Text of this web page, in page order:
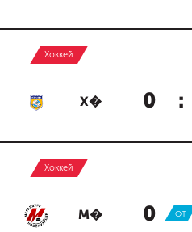
Хоккей
Х� 0 :
Хоккей
М� 0 :
ОТ